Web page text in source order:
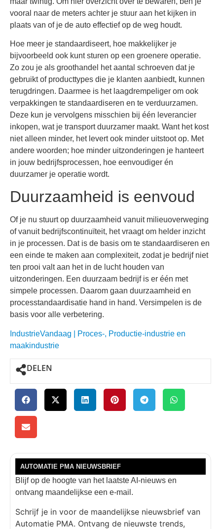
vooral naar de meters achter je stuur aan het kijken in
plaats van of je de auto effectief op de weg houdt.
Hoe meer je standaardiseert, hoe makkelijker je
bijvoorbeeld ook kunt sturen op een groenere operatie.
Zo zou je als groothandel het aantal schroeven dat je
gebruikt of producttypes die je klanten aanbiedt, kunnen
terugdringen. Daarmee is het laagdrempeliger om ook
verpakkingen te standaardiseren en te verduurzamen.
Deze kun je vervolgens misschien bij één leverancier
inkopen, wat je transport duurzamer maakt. Want het kost
niet alleen minder, het levert ook minder uitstoot op. Met
andere woorden; hoe minder uitzonderingen je hanteert
in jouw bedrijfsprocessen, hoe eenvoudiger én
duurzamer je operatie wordt.
Duurzaamheid is eenvoud
Of je nu stuurt op duurzaamheid vanuit milieuoverweging
of vanuit bedrijfscontinuïteit, het vraagt om helder inzicht
in je processen. Dat is de basis om te standaardiseren en
een einde te maken aan complexiteit, zodat je bedrijf niet
ten prooi valt aan het in de lucht houden van
uitzonderingen. Een duurzaam bedrijf is er één met
simpele processen. Daarom gaan duurzaamheid en
processtandaardisatie hand in hand. Versimpelen is de
basis voor alle verbetering.
IndustrieVandaag | Proces-, Productie-industrie en
maakindustrie
DELEN
AUTOMATIE PMA NIEUWSBRIEF
Blijf op de hoogte van het laatste AI-nieuws en
ontvang maandelijkse een e-mail.
Schrijf je in voor de maandelijkse nieuwsbrief van
Automatie PMA. Ontvang de nieuwste trends,